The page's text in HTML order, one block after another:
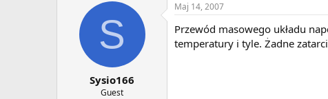
S
Sysio166
Guest
Maj 14, 2007
Przewód masowego układu
temperatury i tyle. Żadne